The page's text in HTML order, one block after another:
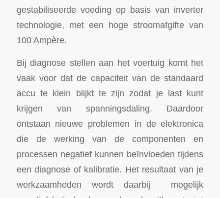
gestabiliseerde voeding op basis van inverter
technologie, met een hoge stroomafgifte van
100 Ampère.
Bij diagnose stellen aan het voertuig komt het
vaak voor dat de capaciteit van de standaard
accu te klein blijkt te zijn zodat je last kunt
krijgen van spanningsdaling. Daardoor
ontstaan nieuwe problemen in de elektronica
die de werking van de componenten en
processen negatief kunnen beïnvloeden tijdens
een diagnose of kalibratie. Het resultaat van je
werkzaamheden wordt daarbij mogelijk